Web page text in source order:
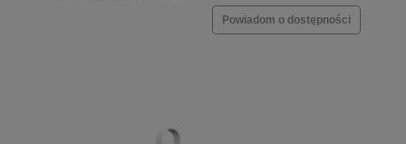
Powiadom o dostępności